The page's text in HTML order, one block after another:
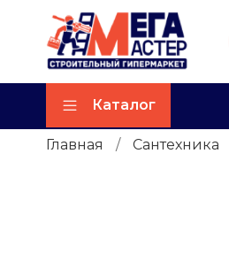
Каталог
Главная Сантехника